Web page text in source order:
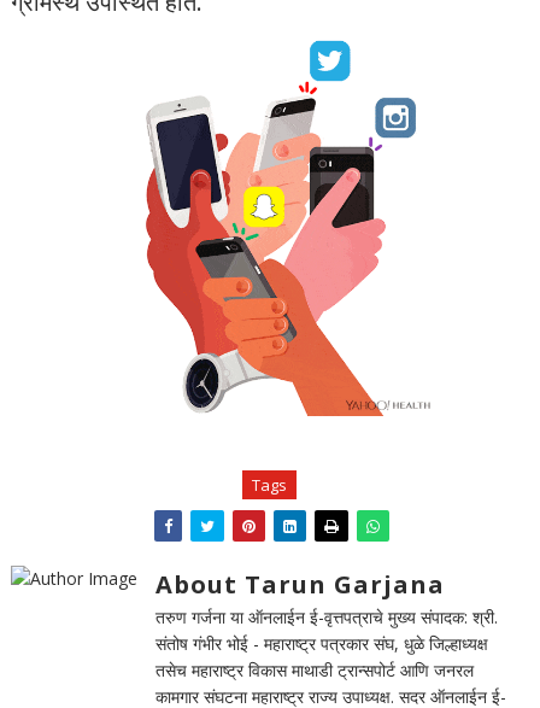
Tags
About Tarun Garjana
तरुण गर्जना या ऑनलाईन ई-वृत्तपत्राचे मुख्य संपादक: श्री.
संतोष गंभीर भोई - महाराष्ट्र पत्रकार संघ, धुळे जिल्हाध्यक्ष
तसेच महाराष्ट्र विकास माथाडी ट्रान्सपोर्ट आणि जनरल
कामगार संघटना महाराष्ट्र राज्य उपाध्यक्ष. सदर ऑनलाईन ई-